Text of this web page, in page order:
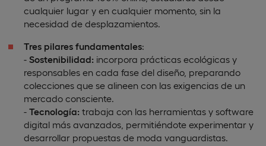
cualquier lugar y en cualquier momento, sin la
necesidad de desplazamientos.
Tres pilares fundamentales:
- Sostenibilidad: incorpora prácticas ecológicas y
responsables en cada fase del diseño, preparando
colecciones que se alineen con las exigencias de un
mercado consciente.
- Tecnología: trabaja con las herramientas y software
digital más avanzados, permitiéndote experimentar y
desarrollar propuestas de moda vanguardistas.